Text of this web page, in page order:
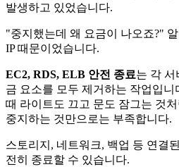
발생하고 있었습니다.
"중지했는데 왜 요금이 나오죠?"
IP 때문이었습니다.
EC2, RDS, ELB 안전 종료는 각 서
금 요소를 모두 제거하는 작업입
때 라이트도 끄고 문도 잠그는 것
중지하는 것만으로는 부족합니다.
스토리지, 네트워크, 백업 등 연결
전히 종료할 수 있습니다.